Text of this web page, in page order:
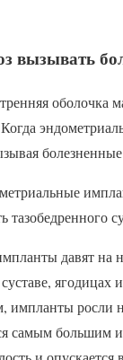
вызывать
оболочка
давят на
импланты росли
самым большим